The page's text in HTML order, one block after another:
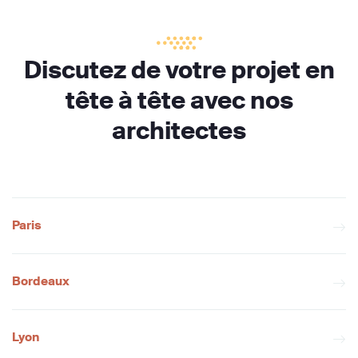
Discutez de votre projet en
tête à tête avec nos
architectes
Paris
Bordeaux
Lyon